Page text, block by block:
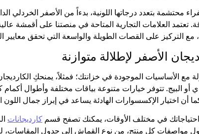
محتشمة بتعدد درجاتها اللونية، بدءاً من الأصفر الخردلي
تعتمد العلامات التجارية المتاحة في منصتنا على أقمشة
مع التركيز على القصات الطويلة والواسعة التي تحقق
الأصفر لإطلالة متوازنة
الأساسيات الموجودة في خزانتك؛ فمثلاً، يمنحكِ
أو البيج. تتوفر خيارات متنوعة بياقات مختلفة وأطوال
أن اختيار الإكسسوارات الهادئة يساعد في إبراز جمال
احتياجاتك في مختلف الأوقات، يمكنك تصفح قسم كارديجانات
مواصفات كل منتج، من نوع القماش إلى جدول